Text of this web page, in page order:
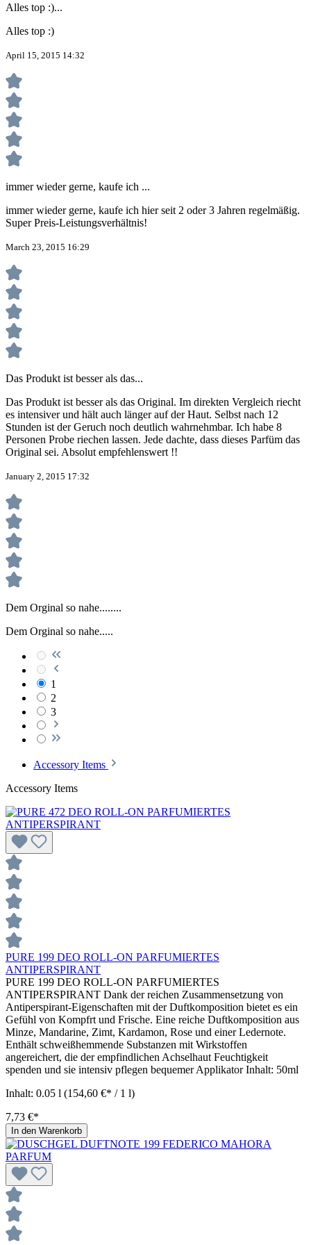
Alles top :)...
Alles top :)
April 15, 2015 14:32
immer wieder gerne, kaufe ich ...
immer wieder gerne, kaufe ich hier seit 2 oder 3 Jahren regelmäßig.
Super Preis-Leistungsverhältnis!
March 23, 2015 16:29
Das Produkt ist besser als das...
Das Produkt ist besser als das Original. Im direkten Vergleich riecht
es intensiver und hält auch länger auf der Haut. Selbst nach 12
Stunden ist der Geruch noch deutlich wahrnehmbar. Ich habe 8
Personen Probe riechen lassen. Jede dachte, dass dieses Parfüm das
Original sei. Absolut empfehlenswert !!
January 2, 2015 17:32
Dem Orginal so nahe........
Dem Orginal so nahe.....
1
2
3
Accessory Items
Accessory Items
PURE 199 DEO ROLL-ON PARFUMIERTES
ANTIPERSPIRANT
PURE 199 DEO ROLL-ON PARFUMIERTES
ANTIPERSPIRANT Dank der reichen Zusammensetzung von
Antiperspirant-Eigenschaften mit der Duftkomposition bietet es ein
Gefühl von Kompfrt und Frische. Eine reiche Duftkomposition aus
Minze, Mandarine, Zimt, Kardamon, Rose und einer Ledernote.
Enthält schweißhemmende Substanzen mit Wirkstoffen
angereichert, die der empfindlichen Achselhaut Feuchtigkeit
spenden und sie intensiv pflegen bequemer Applikator Inhalt: 50ml
Inhalt: 0.05 l (154,60 €* / 1 l)
7,73 €*
In den Warenkorb